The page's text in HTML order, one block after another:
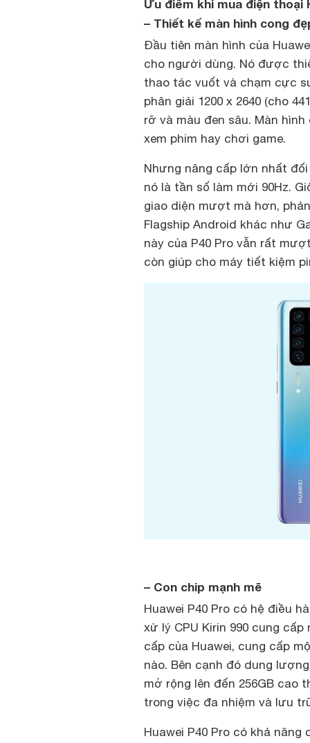
Ưu điểm khi mua điện thoại
– Thiết kế màn hình cong
Đầu tiên màn hình của
cho người dùng. Nó được
thao tác vuốt và chạm cực
phân giải 1200 x 2640 (cho
rỡ và màu đen sâu. Màn
xem phim hay chơi game.
Nhưng nâng cấp lớn nhất
nó là tần số làm mới 90Hz.
giao diện mượt mà hơn,
Flagship Android khác như
này của P40 Pro vẫn rất
còn giúp cho máy tiết kiệm
– Con chip mạnh mẽ
Huawei P40 Pro có hệ điều
xử lý CPU Kirin 990 cung
cấp của Huawei, cung cấp
nào. Bên cạnh đó dung
mở rộng lên đến 256GB cao
trong việc đa nhiệm và lưu
Huawei P40 Pro có khả